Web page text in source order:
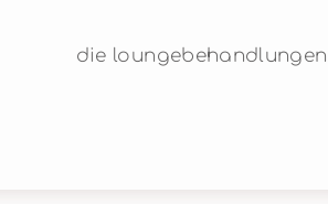
die loungebehandlungen